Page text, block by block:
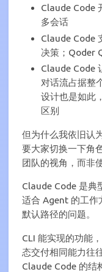
Claude Code
多会话
Claude Code
决策；Qoder
Claude Code
对话流占据整
设计也是如此
区别
但为什么我依旧认
要大家切换一下角
团队的视角，而非
Claude Code 是典
适合 Agent 的工作
默认路径的问题。
CLI 能实现的功能
态交付相同能力往
Claude Code 的结